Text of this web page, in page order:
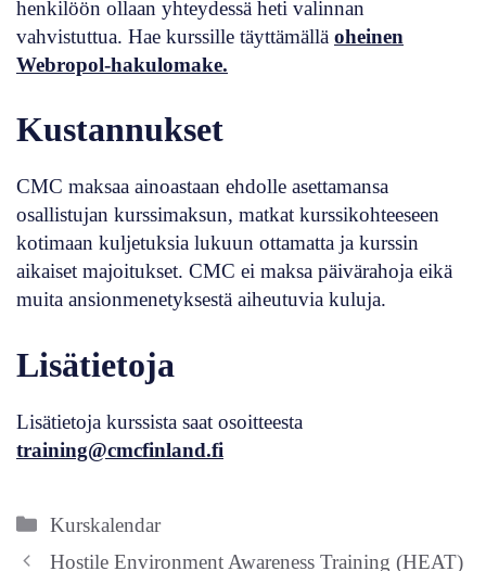
henkilöön ollaan yhteydessä heti valinnan
vahvistuttua. Hae kurssille täyttämällä oheinen
Webropol-hakulomake.
Kustannukset
CMC maksaa ainoastaan ehdolle asettamansa
osallistujan kurssimaksun, matkat kurssikohteeseen
kotimaan kuljetuksia lukuun ottamatta ja kurssin
aikaiset majoitukset. CMC ei maksa päivärahoja eikä
muita ansionmenetyksestä aiheutuvia kuluja.
Lisätietoja
Lisätietoja kurssista saat osoitteesta
training@cmcfinland.fi
Categories
Kurskalendar
Hostile Environment Awareness Training (HEAT)